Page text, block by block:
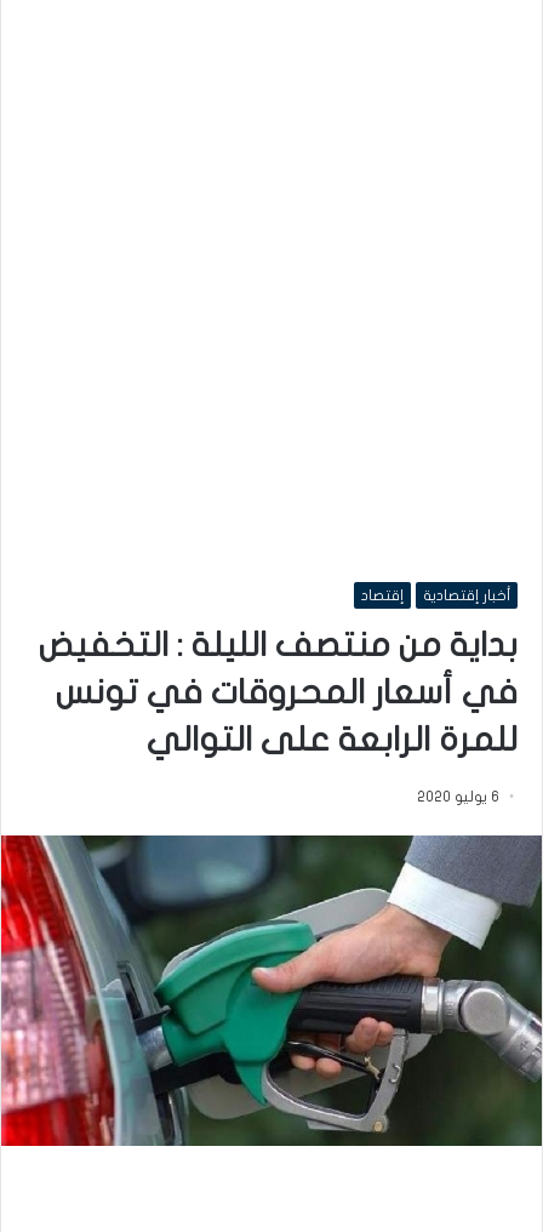
أخبار إقتصادية إقتصاد
بداية من منتصف الليلة : التخفيض
في أسعار المحروقات في تونس
للمرة الرابعة على التوالي
6 يوليو 2020